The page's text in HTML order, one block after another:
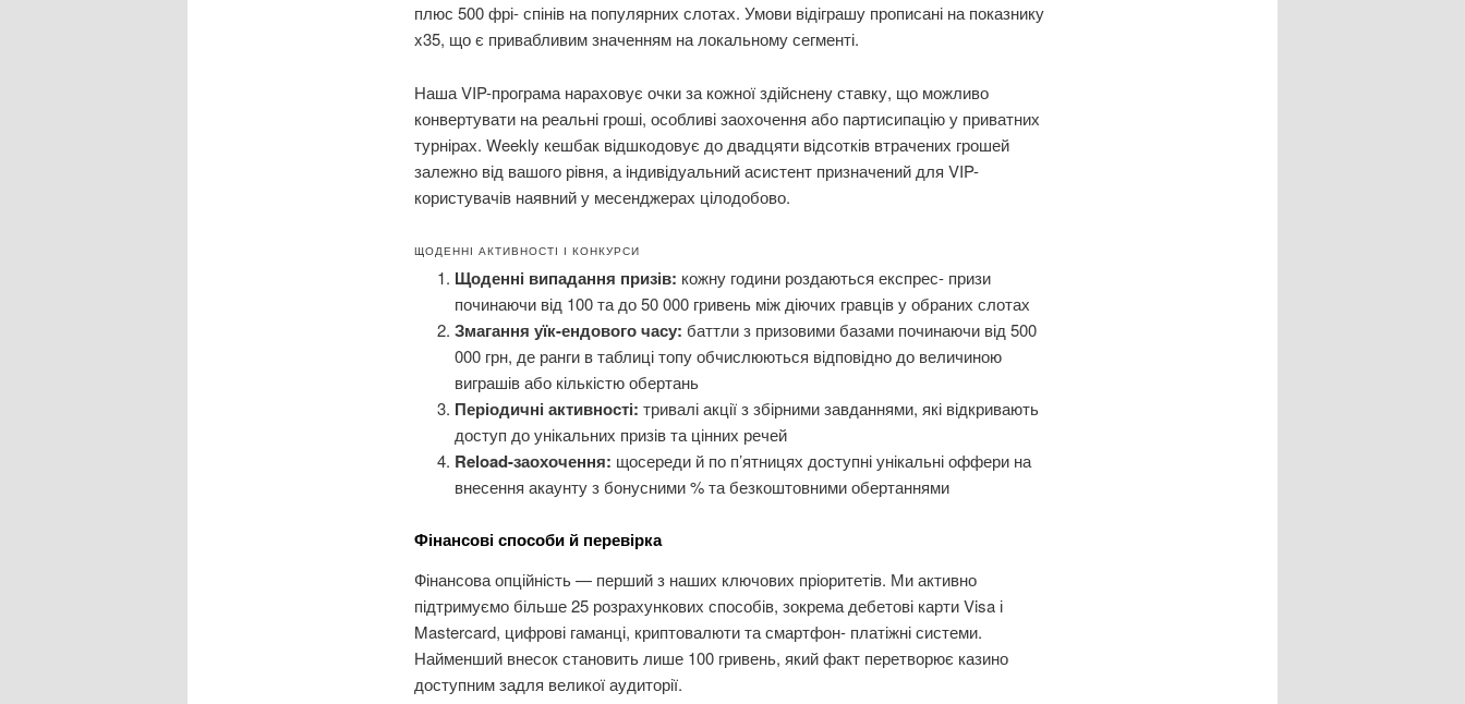
плюс 500 фрі- спінів на популярних слотах. Умови відіграшу прописані на показнику
x35, що є привабливим значенням на локальному сегменті.
Наша VIP-програма нараховує очки за кожної здійснену ставку, що можливо
конвертувати на реальні гроші, особливі заохочення або партисипацію у приватних
турнірах. Weekly кешбак відшкодовує до двадцяти відсотків втрачених грошей
залежно від вашого рівня, а індивідуальний асистент призначений для VIP-
користувачів наявний у месенджерах цілодобово.
ЩОДЕННІ АКТИВНОСТІ І КОНКУРСИ
Щоденні випадання призів: кожну години роздаються експрес- призи
починаючи від 100 та до 50 000 гривень між діючих гравців у обраних слотах
Змагання уїк-ендового часу: баттли з призовими базами починаючи від 500
000 грн, де ранги в таблиці топу обчислюються відповідно до величиною
виграшів або кількістю обертань
Періодичні активності: тривалі акції з збірними завданнями, які відкривають
доступ до унікальних призів та цінних речей
Reload-заохочення: щосереди й по п’ятницях доступні унікальні оффери на
внесення акаунту з бонусними % та безкоштовними обертаннями
Фінансові способи й перевірка
Фінансова опційність — перший з наших ключових пріоритетів. Ми активно
підтримуємо більше 25 розрахункових способів, зокрема дебетові карти Visa і
Mastercard, цифрові гаманці, криптовалюти та смартфон- платіжні системи.
Найменший внесок становить лише 100 гривень, який факт перетворює казино
доступним задля великої аудиторії.